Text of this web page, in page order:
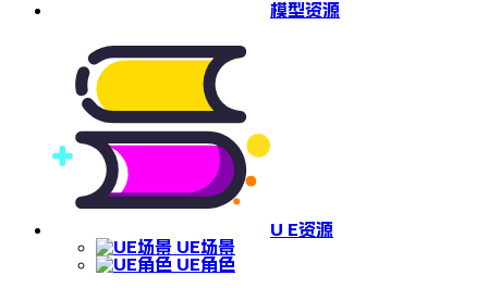
模型资源
U E资源
UE场景
UE角色